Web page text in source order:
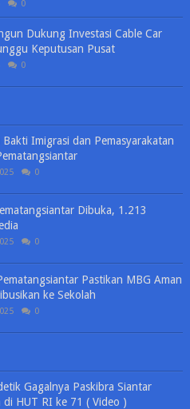
0
Dukung Investasi Cable Car
Keputusan Pusat
0
Imigrasi dan Pemasyarakatan
0
Dibuka, 1.213
0
Pastikan MBG Aman
ke Sekolah
0
Gagalnya Paskibra Siantar
di HUT RI ke 71 ( Video )